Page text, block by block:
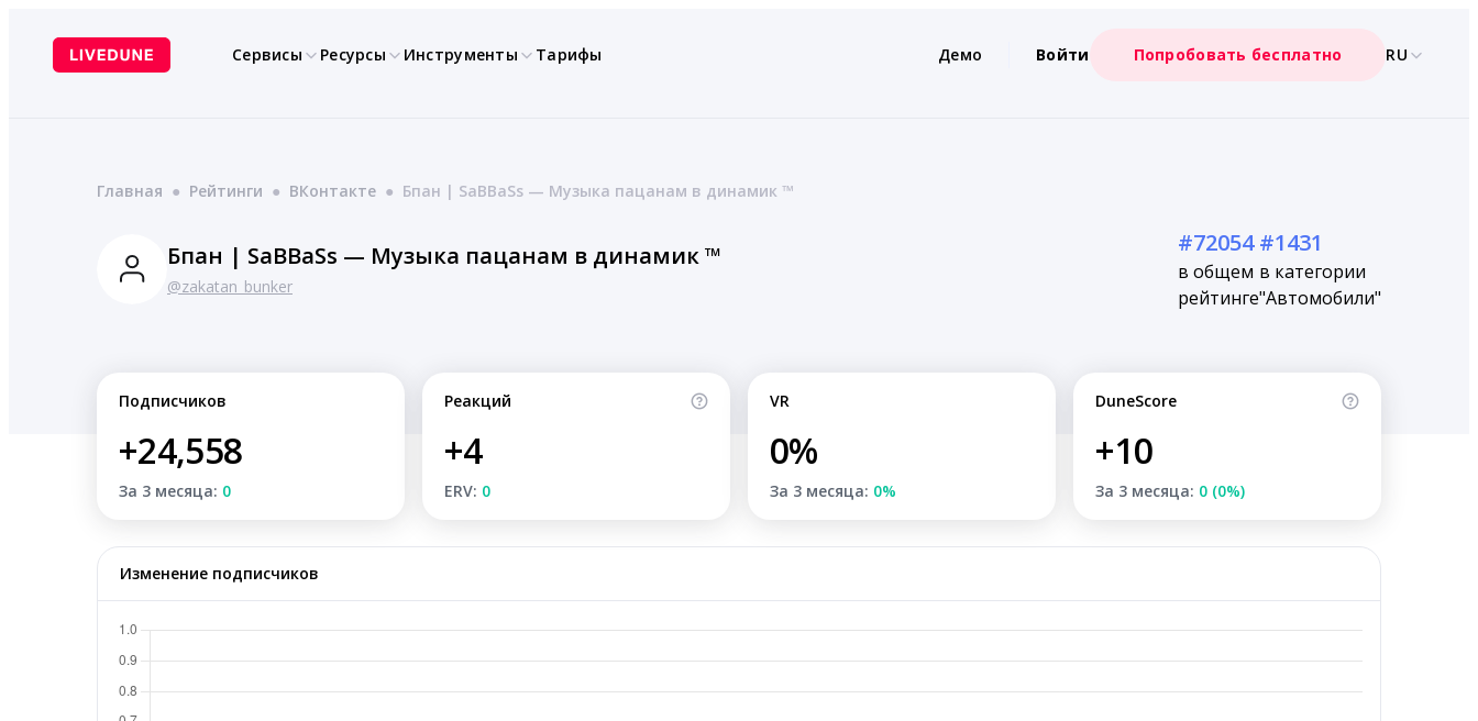
содержимому
Сервисы Ресурсы Инструменты Тарифы Демо Войти Попробовать бесплатно RU
Главная ● Рейтинги ● ВКонтакте ● Бпан | SaBBaSs — Музыка пацанам в динамик ™
Бпан | SaBBaSs — Музыка пацанам в динамик ™
@zakatan_bunker
#72054
в общем
рейтинге
#1431
в категории
"Автомобили"
Подписчиков
+24,558
За 3 месяца: 0
Реакций
+4
ERV: 0
VR
0%
За 3 месяца: 0%
DuneScore
+10
За 3 месяца: 0 (0%)
Изменение подписчиков